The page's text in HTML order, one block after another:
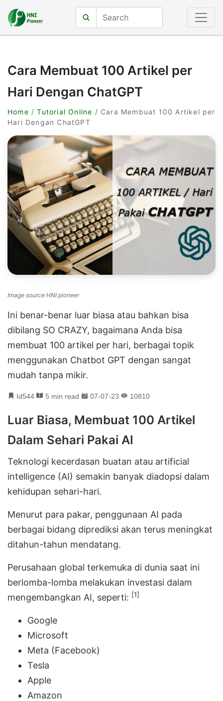
Cara Membuat 100 Artikel per
Hari Dengan ChatGPT
Home /Tutorial Online / Cara Membuat 100 Artikel per
Hari Dengan ChatGPT
Image source HNI pioneer
Ini benar-benar luar biasa atau bahkan bisa
dibilang SO CRAZY, bagaimana Anda bisa
membuat 100 artikel per hari, berbagai topik
menggunakan Chatbot GPT dengan sangat
mudah tanpa mikir.
Id544 5 min read 07-07-23 10810
Luar Biasa, Membuat 100 Artikel
Dalam Sehari Pakai AI
Teknologi kecerdasan buatan atau artificial
intelligence (AI) semakin banyak diadopsi dalam
kehidupan sehari-hari.
Menurut para pakar, penggunaan AI pada
berbagai bidang diprediksi akan terus meningkat
ditahun-tahun mendatang.
Perusahaan global terkemuka di dunia saat ini
berlomba-lomba melakukan investasi dalam
mengembangkan AI, seperti: [1]
Google
Microsoft
Meta (Facebook)
Tesla
Apple
Amazon